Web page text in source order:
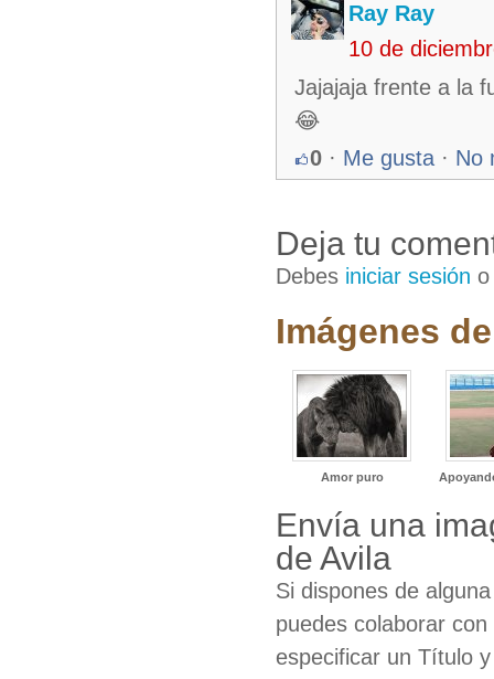
Ray Ray
10 de
Jajajaja frente a la
😂
0 · Me gusta · No
Deja tu
Debes iniciar sesión
Imágenes
Amor puro
Envía una
de Avila
Si dispones de
puedes colaborar
especificar un Título